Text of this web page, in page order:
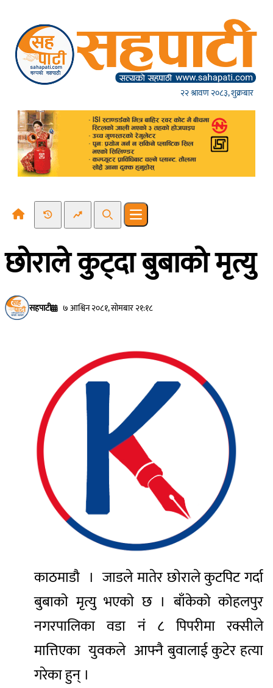
२२ श्रावण २०८३, शुक्रबार
Recent NewsTrending News
SearchOpen main menu
छाेराले कुट्दा बुबाकाे मृत्यु
सहपाटी ७ आश्विन २०८१, सोमबार २१:१८
काठमाडाै । जाडले मातेर छाेराले कुटपिट गर्दा
बुबाकाे मृत्यु भएकाे छ । बाँकेको कोहलपुर
नगरपालिका वडा नं ८ पिपरीमा रक्सीले
मात्तिएका युवकले आफ्नै बुवालाई कुटेर हत्या
गरेका हुन् ।